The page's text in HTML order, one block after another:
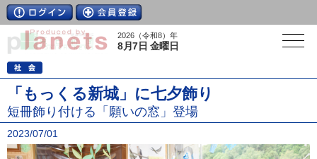
2026（令和8）年
8月7日 金曜日
「もっくる新城」に七夕飾り
短冊飾り付ける「願いの窓」登場
2023/07/01